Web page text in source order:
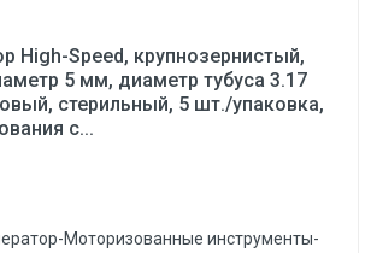
High-Speed, крупнозернистый,
5 мм, диаметр тубуса 3.17
стерильный, 5 шт./упаковка,
с...
Моторизованные инструменты-